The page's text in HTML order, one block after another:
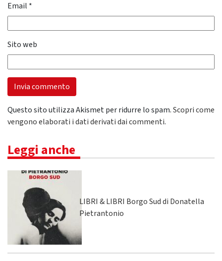
Email *
Sito web
Questo sito utilizza Akismet per ridurre lo spam.Scopri come
vengono elaborati i dati derivati dai commenti.
Leggi anche
LIBRI & LIBRI Borgo Sud di Donatella
Pietrantonio